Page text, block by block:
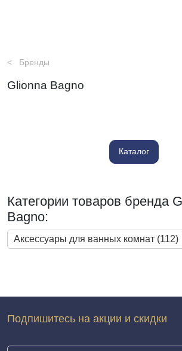
Бренды
Glionna Bagno
Каталог
Категории товаров бренда
Bagno:
Аксессуары для ванных комнат (112)
Подпишитесь на акции и скидки